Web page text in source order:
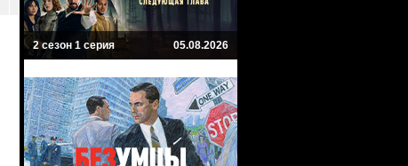
2 сезон 1 серия 05.08.2026